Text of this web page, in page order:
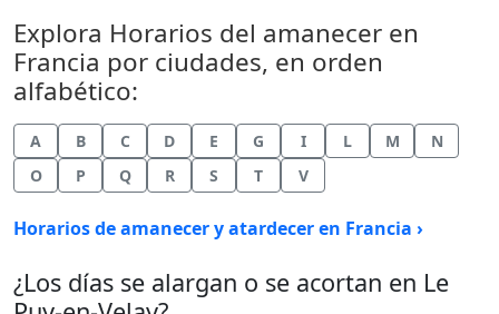
Explora Horarios del amanecer en
Francia por ciudades, en orden
alfabético:
A B C D E G I L M
N
O
P Q R S T V
Horarios de amanecer y atardecer en Francia ›
¿Los días se alargan o se acortan en Le